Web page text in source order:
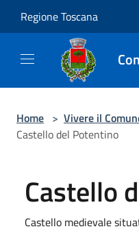
Regione Toscana
Home > Vivere il
Castello del Potentino
Castello
Castello medievale